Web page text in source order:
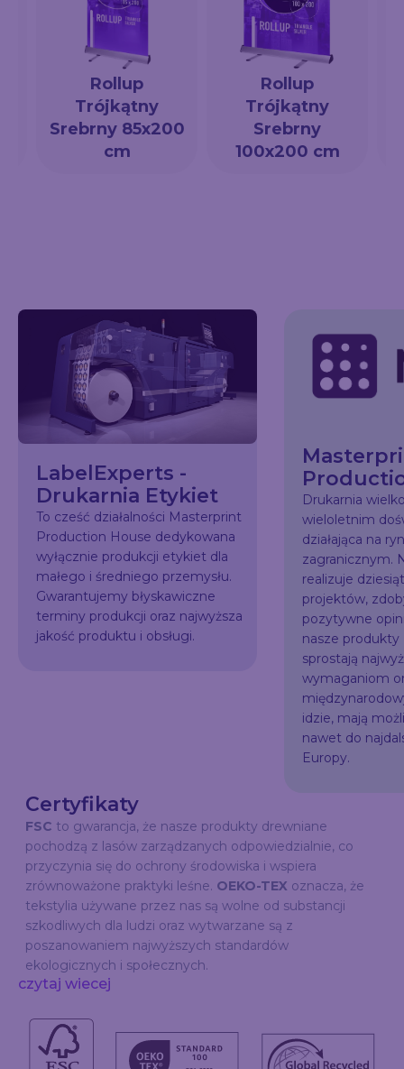
Rollup
Trójkątny
Srebrny 85x200
cm
Rollup
Trójkątny
Srebrny
100x200 cm
LabelExperts -
Drukarnia Etykiet
To cześć działalności Masterprint
Production House dedykowana
wyłącznie produkcji etykiet dla
małego i średniego przemysłu.
Gwarantujemy błyskawiczne
terminy produkcji oraz najwyższa
jakość produktu i obsługi.
Drukarnia
wieloletnim
działająca na
zagranicznym.
realizuje
projektów,
pozytywne
nasze
sprostają
wymaganiom
idzie, mają
nawet do
Europy.
Certyfikaty
FSC to gwarancja, że nasze produkty drewniane
pochodzą z lasów zarządzanych odpowiedzialnie, co
przyczynia się do ochrony środowiska i wspiera
zrównoważone praktyki leśne. OEKO-TEX oznacza, że
tekstylia używane przez nas są wolne od substancji
szkodliwych dla ludzi oraz wytwarzane są z
poszanowaniem najwyższych standardów
ekologicznych i społecznych.
czytaj wiecej